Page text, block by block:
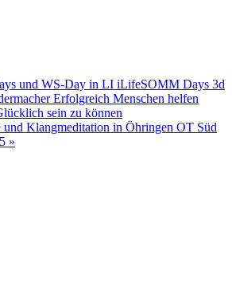
und WS-Day in LI iLifeSOMM Days 3d
Erfolgreich Menschen helfen
sein zu können
und Klangmeditation in Öhringen OT Süd
»